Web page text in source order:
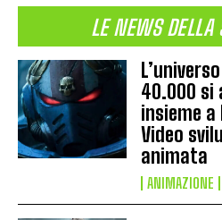
LE NEWS
40.000 si
insieme a
Video
animata
ANIMAZIONE